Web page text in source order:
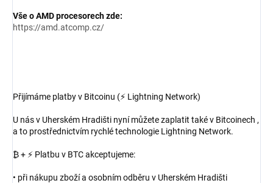
Vše o AMD procesorech zde:
https://amd.atcomp.cz/
Přijímáme platby v Bitcoinu (⚡ Lightning Network)
U nás v Uherském Hradišti nyní můžete zaplatit také v Bitcoinech ,
a to prostřednictvím rychlé technologie Lightning Network.
₿ + ⚡ Platbu v BTC akceptujeme:
• při nákupu zboží a osobním odběru v Uherském Hradišti